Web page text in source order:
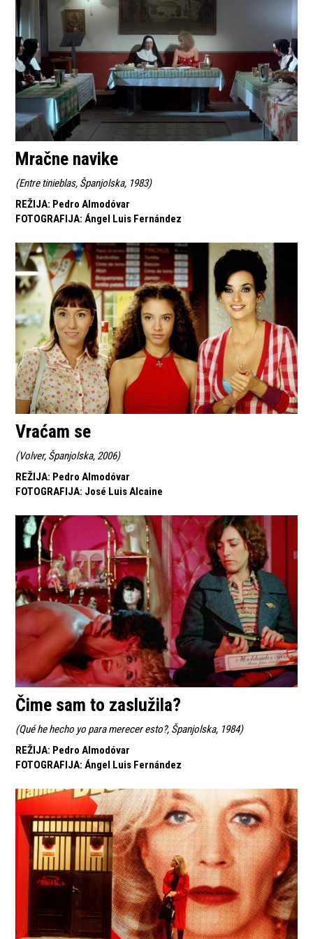
Mračne navike
(Entre tinieblas, Španjolska, 1983)
REŽIJA: Pedro Almodóvar
FOTOGRAFIJA: Ángel Luis Fernández
Vraćam se
(Volver, Španjolska, 2006)
REŽIJA: Pedro Almodóvar
FOTOGRAFIJA: José Luis Alcaine
Čime sam to zaslužila?
(Qué he hecho yo para merecer esto?, Španjolska, 1984)
REŽIJA: Pedro Almodóvar
FOTOGRAFIJA: Ángel Luis Fernández